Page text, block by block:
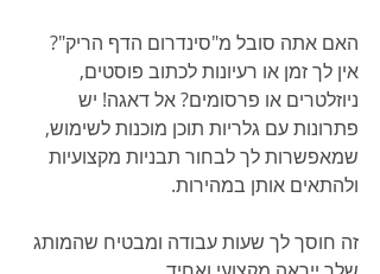
האם אתה סובל מ"סינדרום הדף הריק"?
אין לך זמן או רעיונות לכתוב פוסטים,
ניוזלטרים או פרסומים? אל דאגה! יש
פתרונות עם גלריות תוכן מוכנות לשימוש,
שמאפשרות לך לבחור תבניות מקצועיות
ולהתאים אותן במהירות.
זה חוסך לך שעות עבודה ומבטיח שהמותג